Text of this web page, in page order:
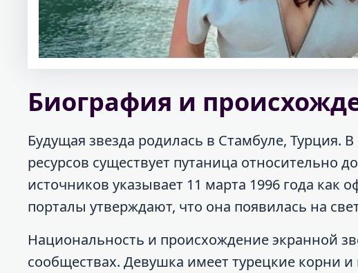
Биография и
Будущая звезда родилась в Стамбуле,
ресурсов существует путаница относительно
источников указывает 11 марта 1996 года как
порталы утверждают, что она появилась на
Национальность и происхождение экранной
сообществах. Девушка имеет турецкие корни